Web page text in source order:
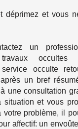
déprimez et vous
un
occultes
occulte
un bref
une consultation
situation et vous
votre problème, il
affectif: un